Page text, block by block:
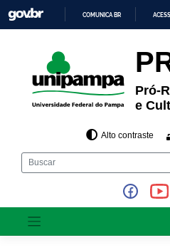
para
o
COMUNICA BR
Pró-
e
Alto contraste